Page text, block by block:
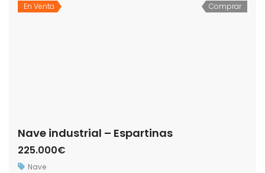
En Venta Comprar
Nave industrial – Espartinas
225.000€
Nave